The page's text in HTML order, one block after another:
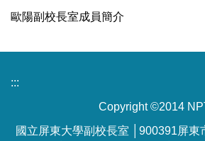
歐陽副校長室成員簡介
:::
Copyright ©2014
國立屏東大學副校長室 │900391屏東